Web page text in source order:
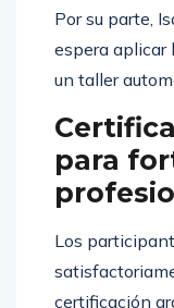
Por su parte,
espera aplicar
un taller
para
Los
certificación